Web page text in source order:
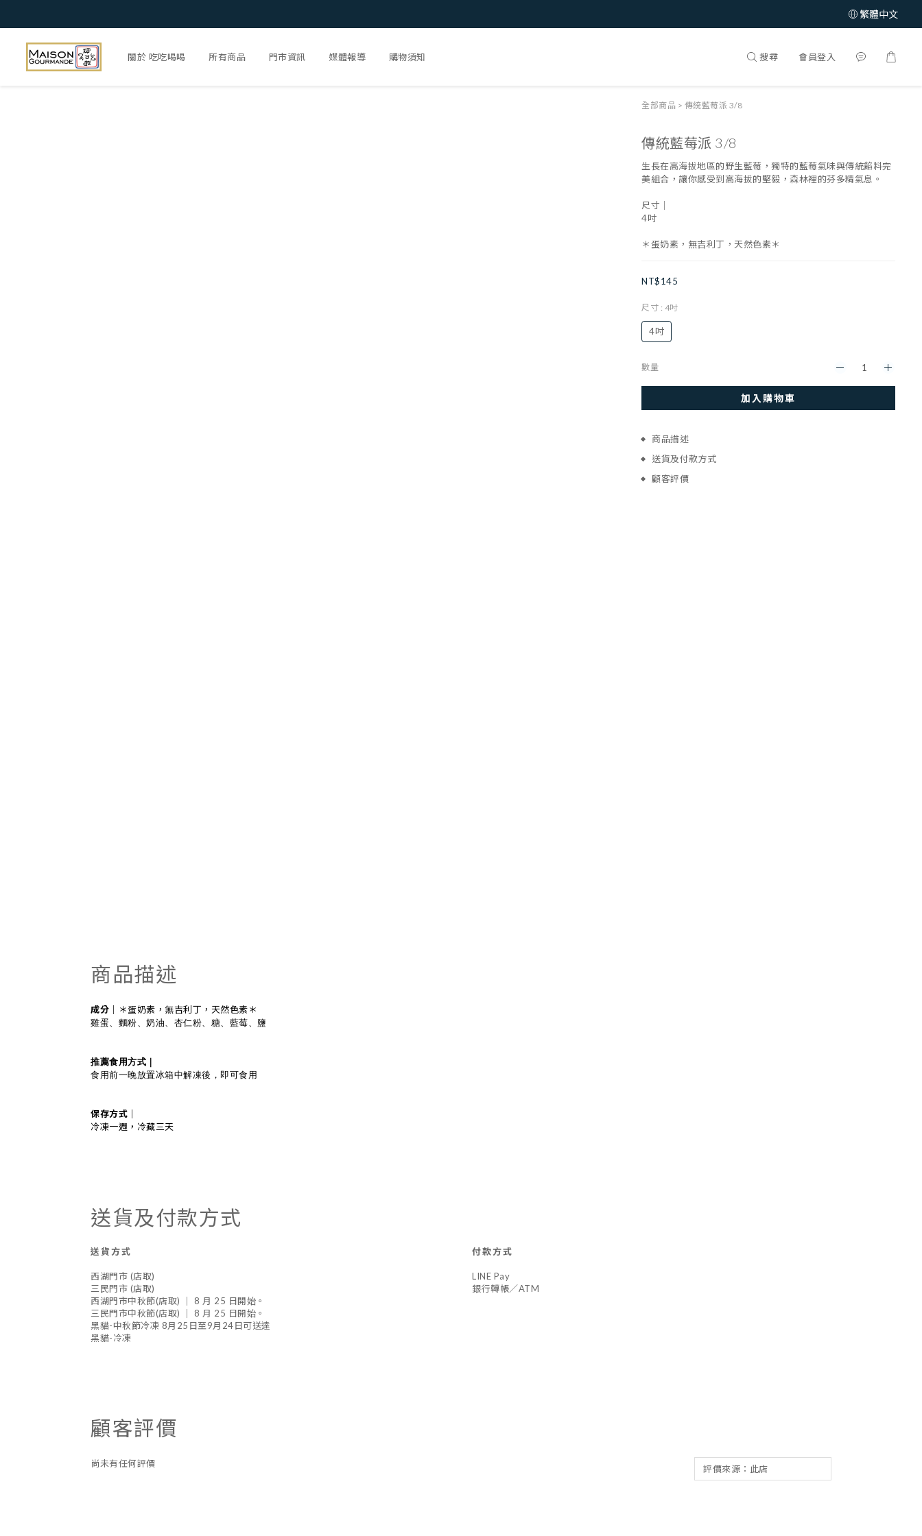
繁體中文
關於 吃吃喝喝 所有商品 門市資訊 媒體報導 購物須知 搜尋 會員登入
全部商品 > 傳統藍莓派 3/8
傳統藍莓派 3/8
生長在高海拔地區的野生藍莓，獨特的藍莓氣味與傳統餡料完
美組合，讓你感受到高海拔的堅毅，森林裡的芬多精氣息。
尺寸｜
4吋
＊蛋奶素，無吉利丁，天然色素＊
NT$145
尺寸 : 4吋
4吋
數量
加入購物車
商品描述
送貨及付款方式
顧客評價
商品描述
成分｜ ＊蛋奶素，無吉利丁，天然色素＊
雞蛋、麵粉、奶油、杏仁粉、糖、藍莓、鹽
推薦食用方式｜
食用前一晚放置冰箱中解凍後，即可食用
保存方式｜
冷凍一週，冷藏三天
送貨及付款方式
送貨方式
西湖門市 (店取)
三民門市 (店取)
西湖門市中秋節(店取) ｜ 8 月 25 日開始。
三民門市中秋節(店取) ｜ 8 月 25 日開始。
黑貓-中秋節冷凍 8月25日至9月24日可送達
黑貓-冷凍
付款方式
LINE Pay
銀行轉帳／ATM
顧客評價
尚未有任何評價